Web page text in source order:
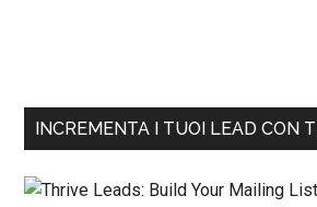
INCREMENTA I TUOI LEAD CON